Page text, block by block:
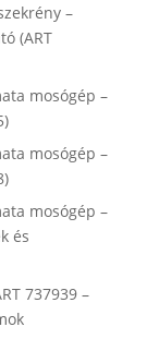
–
(ART
mosógép –
mosógép –
mosógép –
és
737939 –